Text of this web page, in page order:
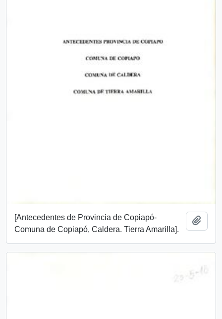
[Antecedentes de Provincia de Copiapó-
Comuna de Copiapó, Caldera. Tierra Amarilla].